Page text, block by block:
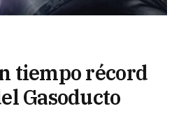
tiempo récord
Gasoducto